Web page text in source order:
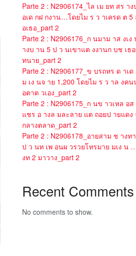
Parte 2 : N2906174_ไล เม ยท สร า
อเด กฝ กงาน…โดยไม ร ว าเครด ต
อเธอ_part 2
Parte 2 : N2906176_ก นมาม าส งเ
างบ าน 5 ป ว นเขาแต งงานก บช เธ
ทนาย_part 2
Parte 2 : N2906177_ข บรถหร ด าเ
ม เง นจ าย 1,200 โดยไม ร ว าล งค
อตาต วเอง_part 2
Parte 2 : N2906175_ก นข าวเหล อ
แชร อ างล มละลาย แต ถอยป ายแด
กลางตลาด_part 2
Parte 2 : N2906178_อายสาม ช างท
ป ว นท เพ อนผ วรวยโทรมาย มเง น
งท 2 มาวาง_part 2
Recent Comments
No comments to show.